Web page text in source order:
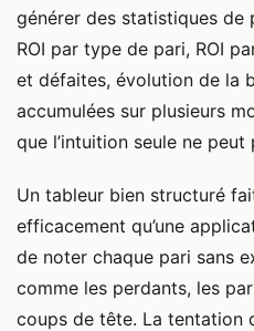
générer des statistiques de
ROI par type de pari, ROI
et défaites, évolution de la
accumulées sur plusieurs
que l’intuition seule ne peut
Un tableur bien structuré
efficacement qu’une
de noter chaque pari sans
comme les perdants, les
coups de tête. La tentation